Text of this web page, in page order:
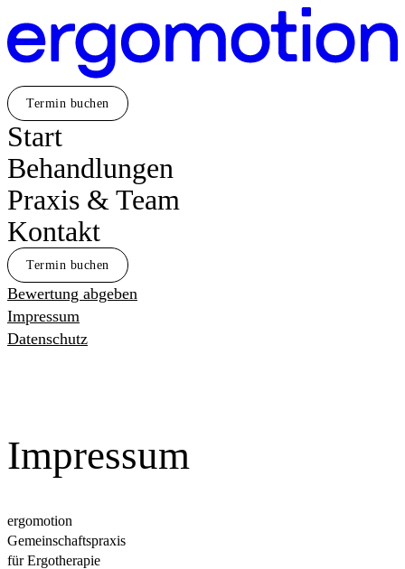
zum
Inhalt
Termin buchen
Start
Behandlungen
Praxis & Team
Kontakt
Termin buchen
Bewertung abgeben
Impressum
Datenschutz
Impressum
ergomotion
Gemeinschaftspraxis
für Ergotherapie